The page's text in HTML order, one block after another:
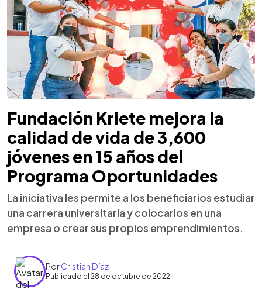
Fundación Kriete mejora la
calidad de vida de 3,600
jóvenes en 15 años del
Programa Oportunidades
La iniciativa les permite a los beneficiarios estudiar
una carrera universitaria y colocarlos en una
empresa o crear sus propios emprendimientos.
PorCristian Díaz
Publicado el 28 de octubre de 2022